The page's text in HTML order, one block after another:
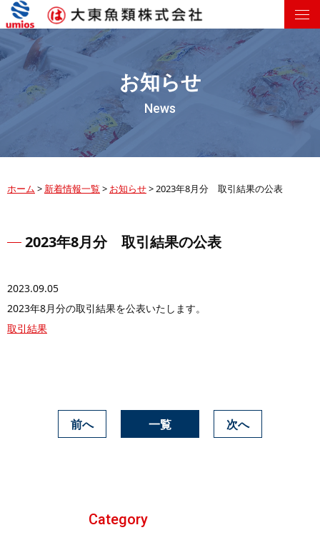
お知らせ
News
ホーム > 新着情報一覧 > お知らせ>2023年8月分 取引結果の公表
2023年8月分 取引結果の公表
2023.09.05
2023年8月分の取引結果を公表いたします。
取引結果
前へ 一覧 次へ
Category